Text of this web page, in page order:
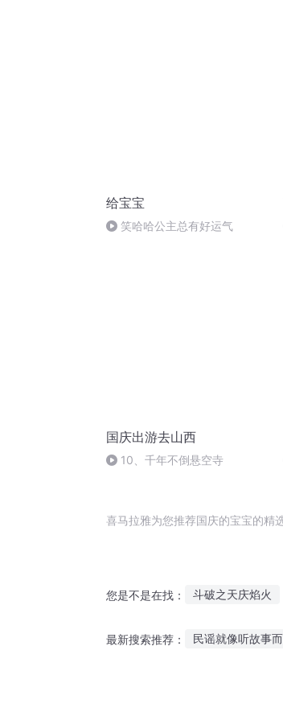
给宝宝
笑哈哈公主总有好运气
国庆出游去山西
10、千年不倒悬空寺
喜马拉雅为您推荐国庆的宝宝的精
您是不是在找： 斗破之天庆焰火
最新搜索推荐： 民谣就像听故事